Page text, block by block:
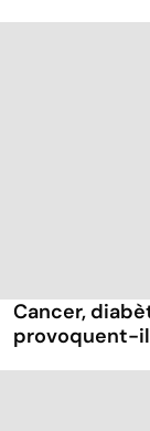
Cancer,
provoquent-